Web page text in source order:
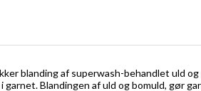
blanding af superwash-behandlet uld
Blandingen af uld og bomuld, gør